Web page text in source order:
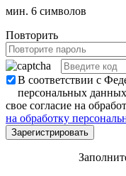
мин. 6 символов
Повторить
В соответствии с
персональных
свое согласие на
на обработку